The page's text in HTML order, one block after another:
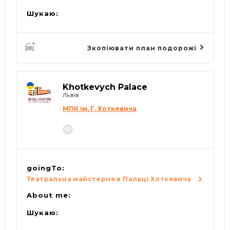
Шукаю:
Зкопіювати план подорожі
Khotkevych Palace
Львів
МПК ім. Г. Хоткевича
goingTo:
Театральна майстерня в Палаці Хоткевича
About me:
Шукаю: